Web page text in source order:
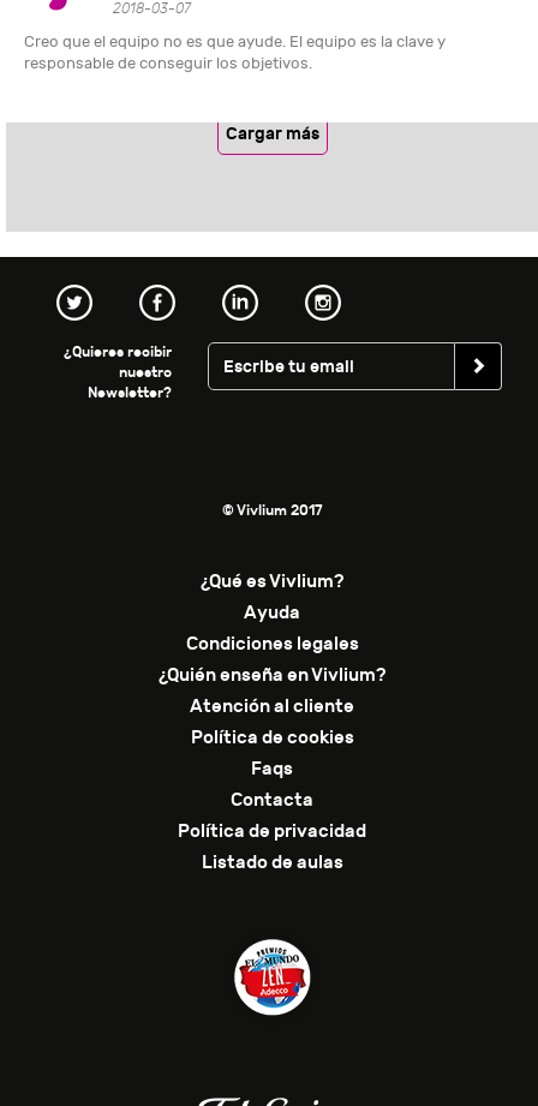
2018-03-07
Creo que el equipo no es que ayude. El equipo es la clave y
responsable de conseguir los objetivos.
Cargar más
¿Quieres recibir
nuestro
Newsletter?
© Vivlium 2017
¿Qué es Vivlium?
Ayuda
Condiciones legales
¿Quién enseña en Vivlium?
Atención al cliente
Política de cookies
Faqs
Contacta
Política de privacidad
Listado de aulas